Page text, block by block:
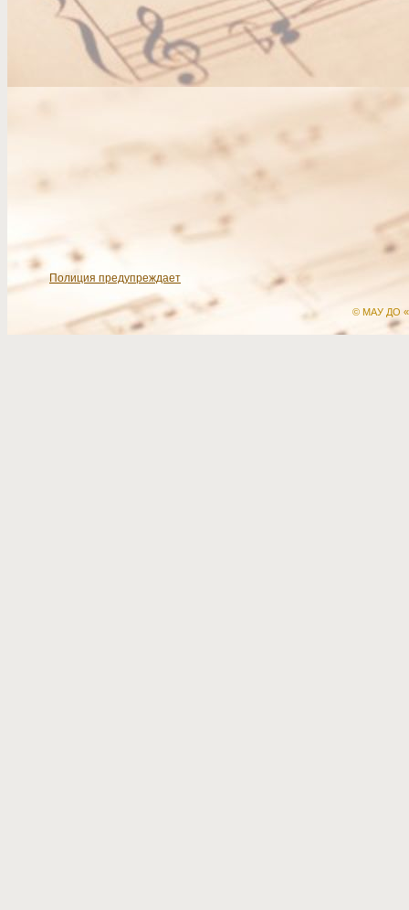
Полиция предупреждает
© МАУ ДО